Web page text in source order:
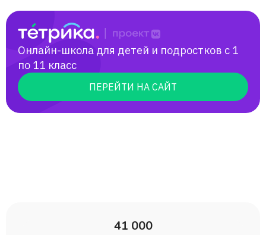
Онлайн-школа для детей и подростков с 1
по 11 класс
ПЕРЕЙТИ НА САЙТ
41 000